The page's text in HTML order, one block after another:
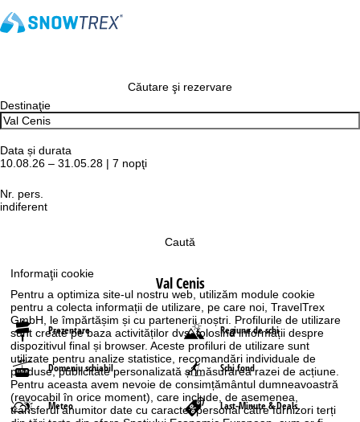
Informaţii cookie
Pentru a optimiza site-ul nostru web, utilizăm module cookie
pentru a colecta informații de utilizare, pe care noi, TravelTrex
GmbH, le împărtășim și cu partenerii noștri. Profilurile de utilizare
sunt create pe baza activităților dvs. folosind informații despre
dispozitivul final și browser. Aceste profiluri de utilizare sunt
utilizate pentru analize statistice, recomandări individuale de
produse, publicitate personalizată și măsurarea razei de acțiune.
Pentru aceasta avem nevoie de consimțământul dumneavoastră
(revocabil în orice moment), care include, de asemenea,
transferul anumitor date cu caracter personal către furnizori terți
Căutare şi rezervare
Destinaţie
Data și durata
10.08.26 – 31.05.28 | 7 nopţi
Nr. pers.
indiferent
Caută
Val Cenis
Prezentare Regiune de schi
Domeniu schiabil Schi fond
Meteo Last-Minute & Deals